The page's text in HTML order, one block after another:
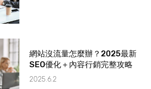
網站沒流量怎麼辦？2025最新
SEO優化＋內容行銷完整攻略
2025.6.2